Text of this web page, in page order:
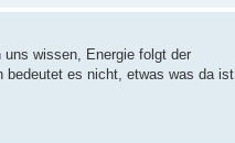
uns wissen, Energie folgt der
bedeutet es nicht, etwas was da ist